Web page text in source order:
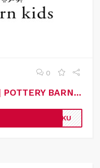
0
كود خصم بوتري بارن أطفال | POTTERY BARN KIDS | كوبون خصم بوتري بارن أطفال
TDKU